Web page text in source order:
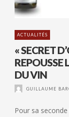
ACTUALITÉS
« SECRET
REPOUSSE
DU VIN
GUILLAUME
Pour sa